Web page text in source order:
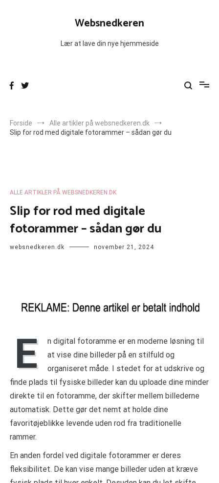
Websnedkeren
Lær at lave din nye hjemmeside
Forside
Alle artikler på websnedkeren.dk
Slip for rod med digitale fotorammer – sådan gør du
ALLE ARTIKLER PÅ WEBSNEDKEREN.DK
Slip for rod med digitale
fotorammer – sådan gør du
websnedkeren.dk november 21, 2024
E
n digital fotoramme er en moderne løsning til
at vise dine billeder på en stilfuld og
organiseret måde. I stedet for at udskrive og
finde plads til fysiske billeder kan du uploade dine minder
direkte til en fotoramme, der skifter mellem billederne
automatisk. Dette gør det nemt at holde dine
favoritøjeblikke levende uden rod fra traditionelle
rammer.
En anden fordel ved digitale fotorammer er deres
fleksibilitet. De kan vise mange billeder uden at kræve